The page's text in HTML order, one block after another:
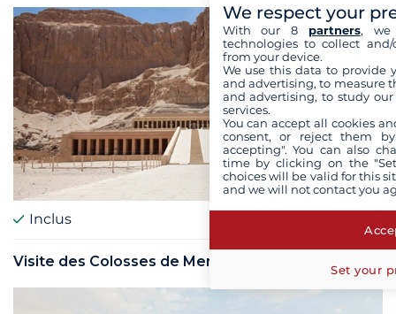
Inclus
Visite des Colosses de Memnon
We respect your
With our 8 partners, we
technologies to collect
from your device.
We use this data to provide
and advertising, to measure
and advertising, to study
services.
You can accept all cookies
consent, or reject them
accepting". You can also
time by clicking on the
choices will be valid for this
and we will not contact you
Set your